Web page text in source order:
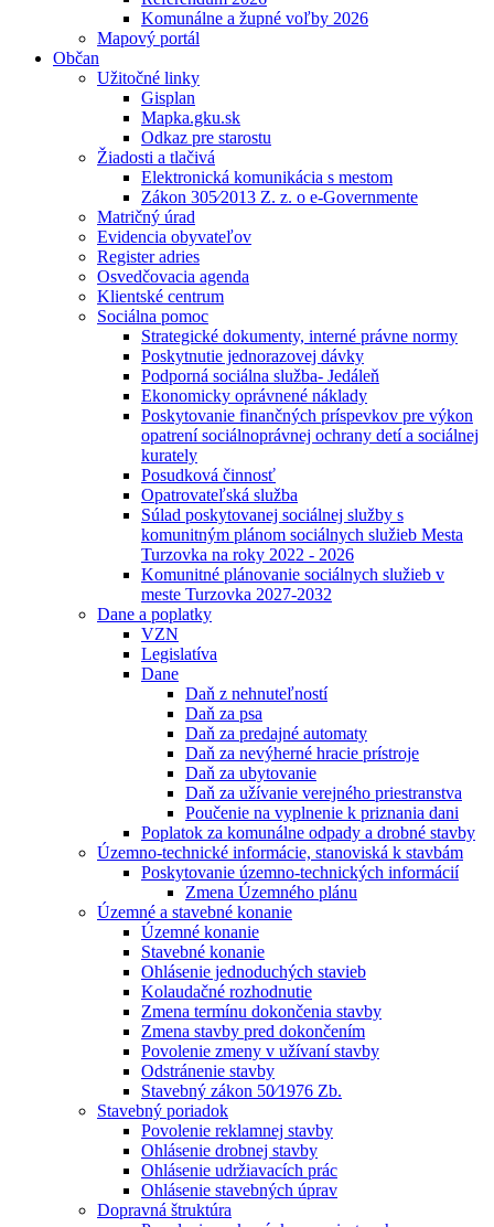
Komunálne a župné voľby 2026
Mapový portál
Občan
Užitočné linky
Gisplan
Mapka.gku.sk
Odkaz pre starostu
Žiadosti a tlačivá
Elektronická komunikácia s mestom
Zákon 305⁄2013 Z. z. o e-Governmente
Matričný úrad
Evidencia obyvateľov
Register adries
Osvedčovacia agenda
Klientské centrum
Sociálna pomoc
Strategické dokumenty, interné právne normy
Poskytnutie jednorazovej dávky
Podporná sociálna služba- Jedáleň
Ekonomicky oprávnené náklady
Poskytovanie finančných príspevkov pre výkon
opatrení sociálnoprávnej ochrany detí a sociálnej
kurately
Posudková činnosť
Opatrovateľská služba
Súlad poskytovanej sociálnej služby s
komunitným plánom sociálnych služieb Mesta
Turzovka na roky 2022 - 2026
Komunitné plánovanie sociálnych služieb v
meste Turzovka 2027-2032
Dane a poplatky
VZN
Legislatíva
Dane
Daň z nehnuteľností
Daň za psa
Daň za predajné automaty
Daň za nevýherné hracie prístroje
Daň za ubytovanie
Daň za užívanie verejného priestranstva
Poučenie na vyplnenie k priznania dani
Poplatok za komunálne odpady a drobné stavby
Územno-technické informácie, stanoviská k stavbám
Poskytovanie územno-technických informácií
Zmena Územného plánu
Územné a stavebné konanie
Územné konanie
Stavebné konanie
Ohlásenie jednoduchých stavieb
Kolaudačné rozhodnutie
Zmena termínu dokončenia stavby
Zmena stavby pred dokončením
Povolenie zmeny v užívaní stavby
Odstránenie stavby
Stavebný zákon 50⁄1976 Zb.
Stavebný poriadok
Povolenie reklamnej stavby
Ohlásenie drobnej stavby
Ohlásenie udržiavacích prác
Ohlásenie stavebných úprav
Dopravná štruktúra